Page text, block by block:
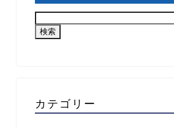
カテゴリー